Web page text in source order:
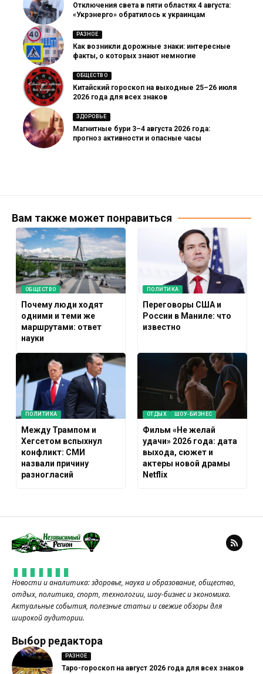
Отключения света в пяти областях 4 августа:
«Укрэнерго» обратилось к украинцам
РАЗНОЕ
Как возникли дорожные знаки: интересные
факты, о которых знают немногие
ОБЩЕСТВО
Китайский гороскоп на выходные 25–26 июля
2026 года для всех знаков
ЗДОРОВЬЕ
Магнитные бури 3–4 августа 2026 года:
прогноз активности и опасные часы
Вам также может понравиться
ОБЩЕСТВО
Почему люди ходят
одними и теми же
маршрутами: ответ
науки
ПОЛИТИКА
Переговоры США и
России в Маниле: что
известно
ПОЛИТИКА
Между Трампом и
Хегсетом вспыхнул
конфликт: СМИ
назвали причину
разногласий
ОТДЫХ ШОУ-БИЗНЕС
Фильм «Не желай
удачи» 2026 года: дата
выхода, сюжет и
актеры новой драмы
Netflix
Новости и аналитика: здоровье, наука и образование, общество,
отдых, политика, спорт, технологии, шоу-бизнес и экономика.
Актуальные события, полезные статьи и свежие обзоры для
широкой аудитории.
Выбор редактора
РАЗНОЕ
Таро-гороскоп на август 2026 года для всех знаков